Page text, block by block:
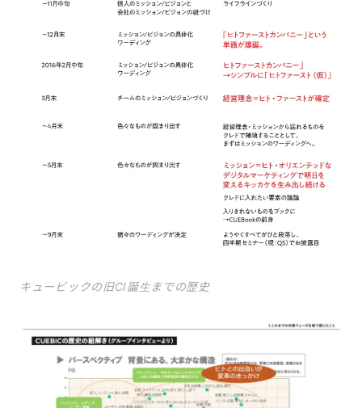
キュービックの旧CI誕生までの歴史